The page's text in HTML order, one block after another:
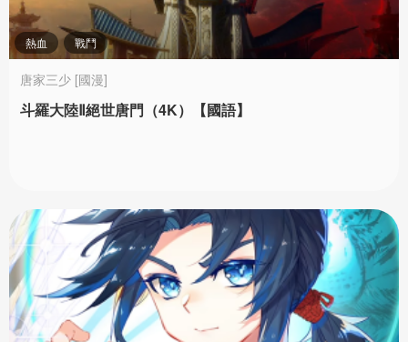
熱血 戰鬥
唐家三少 [國漫]
斗羅大陸Ⅱ絕世唐門（4K）【國語】